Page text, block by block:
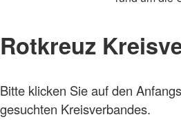
Rotkreuz
Bitte klicken Sie auf den
gesuchten Kreisverbandes.